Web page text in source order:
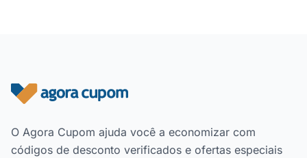
Rodapé do site
O Agora Cupom ajuda você a economizar com
códigos de desconto verificados e ofertas especiais